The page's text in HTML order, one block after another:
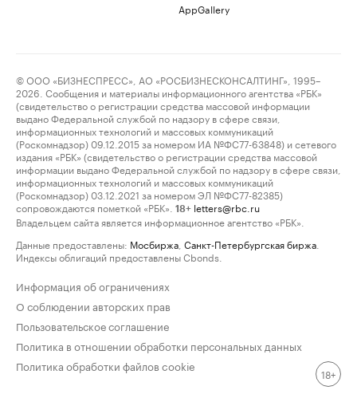
AppGallery
© ООО «БИЗНЕСПРЕСС», АО «РОСБИЗНЕСКОНСАЛТИНГ», 1995–
2026. Сообщения и материалы информационного агентства «РБК»
(свидетельство о регистрации средства массовой информации
выдано Федеральной службой по надзору в сфере связи,
информационных технологий и массовых коммуникаций
(Роскомнадзор) 09.12.2015 за номером ИА №ФС77-63848) и сетевого
издания «РБК» (свидетельство о регистрации средства массовой
информации выдано Федеральной службой по надзору в сфере связи,
информационных технологий и массовых коммуникаций
(Роскомнадзор) 03.12.2021 за номером ЭЛ №ФС77-82385)
сопровождаются пометкой «РБК».
18+ letters@rbc.ru
Владельцем сайта является информационное агентство «РБК».
Данные предоставлены: Мосбиржа Санкт-Петербургская биржа
Индексы облигаций предоставлены Cbonds.
Информация об ограничениях
О соблюдении авторских прав
Пользовательское соглашение
Политика в отношении обработки персональных данных
Политика обработки файлов cookie
18+